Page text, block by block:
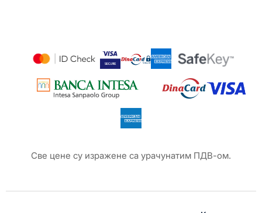
Све цене су изражене са урачунатим ПДВ-ом.